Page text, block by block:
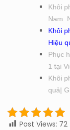
Khôi
Nam.
Khôi
Hiệu
Phục
1 tại
Khôi
quả|
Post Views: 72